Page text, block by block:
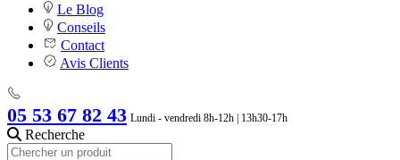
Le Blog
Conseils
Contact
Avis Clients
05 53 67 82 43 Lundi - vendredi 8h-12h | 13h30-17h
Recherche